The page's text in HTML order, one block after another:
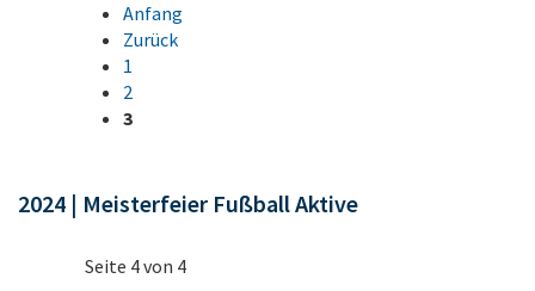
Anfang
Zurück
1
2
3
2024 | Meisterfeier Fußball Aktive
Seite 4 von 4